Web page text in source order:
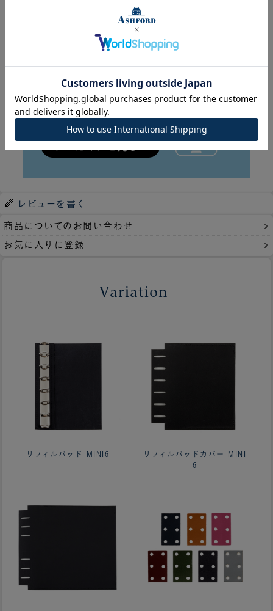
レビューを書く
商品についてのお問い合わせ
お気に入りに登録
Variation
リフィルパッド MINI6
リフィルパッドカバー MINI
6